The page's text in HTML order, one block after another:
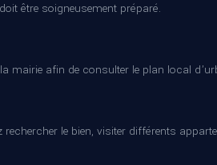
être soigneusement préparé.
mairie afin de consulter le plan local
le bien, visiter différents